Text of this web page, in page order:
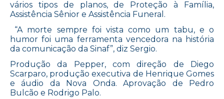
vários tipos de planos, de Proteção à Família,
Assistência Sênior e Assistência Funeral.
“A morte sempre foi vista como um tabu, e o
humor foi uma ferramenta vencedora na história
da comunicação da Sinaf”, diz Sergio.
Produção da Pepper, com direção de Diego
Scarparo, produção executiva de Henrique Gomes
e áudio da Nova Onda. Aprovação de Pedro
Bulcão e Rodrigo Palo.